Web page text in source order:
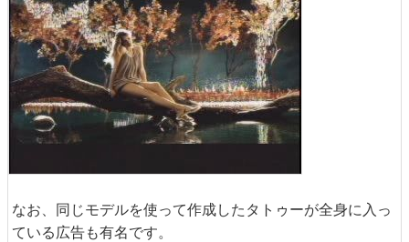
なお、同じモデルを使って作成したタトゥーが全身に入っ
ている広告も有名です。